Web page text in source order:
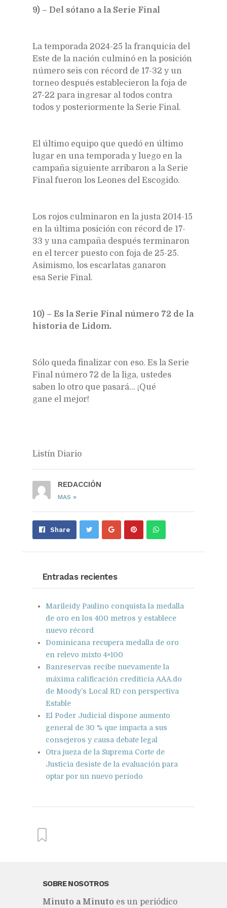
9) – Del sótano a la Serie Final
La temporada 2024-25 la franquicia del
Este de la nación culminó en la posición
número seis con récord de 17-32 y un
torneo después establecieron la foja de
27-22 para ingresar al todos contra
todos y posteriormente la Serie Final.
El último equipo que quedó en último
lugar en una temporada y luego en la
campaña siguiente arribaron a la Serie
Final fueron los Leones del Escogido.
Los rojos culminaron en la justa 2014-15
en la última posición con récord de 17-
33 y una campaña después terminaron
en el tercer puesto con foja de 25-25.
Asimismo, los escarlatas ganaron
esa Serie Final.
10) – Es la Serie Final número 72 de la
historia de Lidom.
Sólo queda finalizar con eso. Es la Serie
Final número 72 de la liga, ustedes
saben lo otro que pasará… ¡Qué
gane el mejor!
Listín Diario
REDACCIÓN
MAS »
Share Share Pin Send
Entradas recientes
Marileidy Paulino conquista la medalla
de oro en los 400 metros y establece
nuevo récord
Dominicana recupera medalla de oro
en relevo mixto 4×100
Banreservas recibe nuevamente la
máxima calificación crediticia AAA.do
de Moody’s Local RD con perspectiva
Estable
El Poder Judicial dispone aumento
general de 30 % que impacta a sus
consejeros y causa debate legal
Otra jueza de la Suprema Corte de
Justicia desiste de la evaluación para
optar por un nuevo período
From this category »
Marileidy Paulino conquista la
SOBRE NOSOTROS
Mi­nu­to a Mi­nu­to es un pe­rió­di­co